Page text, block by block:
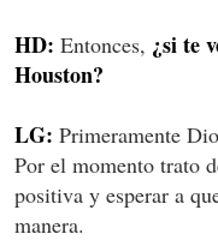
HD: Entonces, ¿si te
Houston?
LG: Primeramente
Por el momento trato
positiva y esperar a
manera.